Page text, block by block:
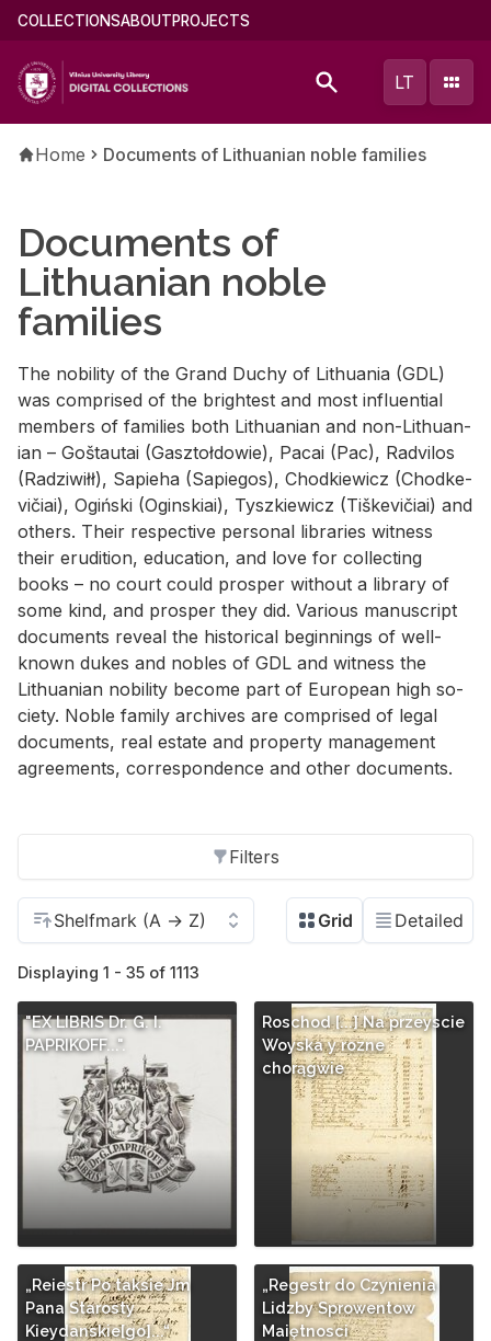
Skip
main
content
Main
(english)
COLLECTIONSABOUTPROJECTS
LT
Breadcrumb
Home Documents of Lithuanian noble families
Documents of
Lithuanian noble
families
The no­bil­ity of the Grand Duchy of Lithua­nia (GDL)
was com­prised of the bright­est and most in­flu­en­tial
mem­bers of fam­i­lies both Lithuan­ian and non-Lithuan­
ian – Goš­tau­tai (Gasz­toł­dowie), Pacai (Pac), Radvi­los
(Radzi­wiłł), Sapieha (Sapie­gos), Chod­kiewicz (Chod­ke­
vičiai), Ogiński (Ogin­skiai), Tyszkiewicz (Tiške­vičiai) and
oth­ers. Their re­spec­tive per­sonal li­braries wit­ness
their eru­di­tion, ed­u­ca­tion, and love for col­lect­ing
books – no court could pros­per with­out a li­brary of
some kind, and pros­per they did. Var­i­ous man­u­script
doc­u­ments re­veal the his­tor­i­cal be­gin­nings of well-
known dukes and no­bles of GDL and wit­ness the
Lithuan­ian no­bil­ity be­come part of Eu­ro­pean high so­
ci­ety. No­ble fam­ily archives are com­prised of le­gal
doc­u­ments, real es­tate and prop­erty man­age­ment
agree­ments, cor­re­spon­dence and other doc­u­ments.
Filters
Displaying 1 - 35 of 1113
"EX LIBRIS Dr. G. I.
PAPRIKOFF...".
Roschod [...] Na przeyscie
Woyska y rozne
chorągwie
„Reiestr Po taksie Jm
Pana Starosty
Kieydanskie[go]...“
„Regestr do Czynienia
Lidzby Sprowentow
Maiętnosci